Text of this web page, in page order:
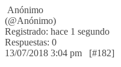
Anónimo
(@Anónimo)
Registrado: hace 1 segundo
Respuestas: 0
13/07/2018 3:04 pm
[#182]